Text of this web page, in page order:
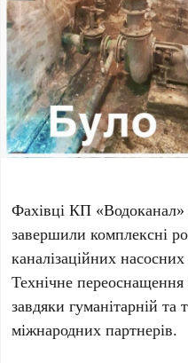
Фахівці КП
завершили комплексні
каналізаційних
Технічне
завдяки гуманітарній та
міжнародних партнерів.